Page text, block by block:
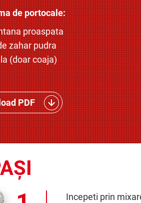
de portocale:
proaspata
zahar pudra
(doar coaja)
PDF
Incepeti prin